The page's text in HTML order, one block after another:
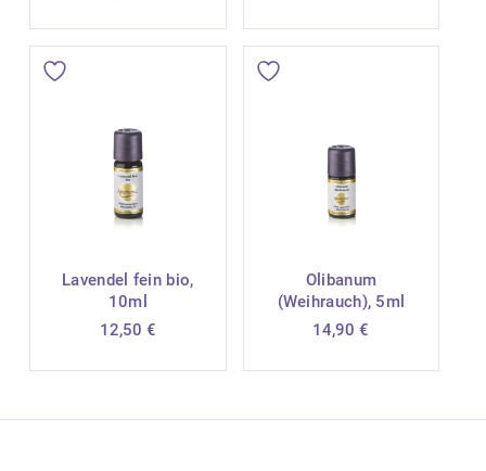
Lavendel fein bio,
10ml
12,50 €
Olibanum
(Weihrauch), 5ml
14,90€